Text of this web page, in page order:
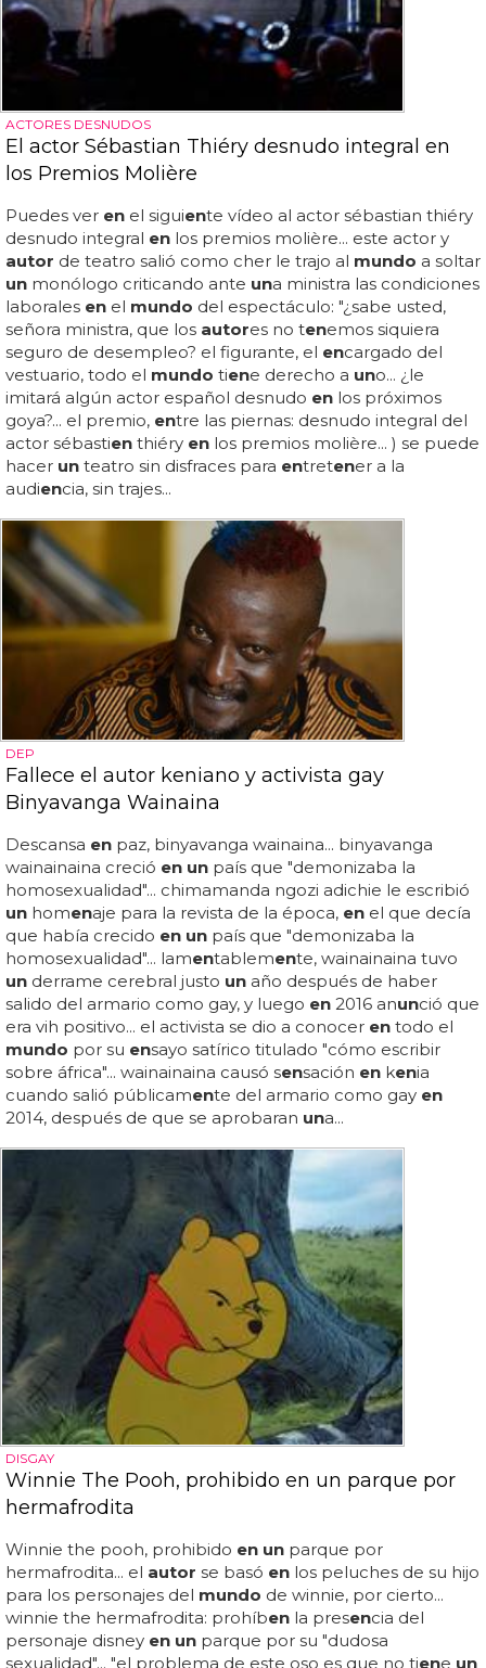
ACTORES DESNUDOS
El actor Sébastian Thiéry desnudo integral en
los Premios Molière
Puedes ver en el siguiente vídeo al actor sébastian thiéry
desnudo integral en los premios molière... este actor y
autor de teatro salió como cher le trajo al mundo a soltar
un monólogo criticando ante una ministra las condiciones
laborales en el mundo del espectáculo: "¿sabe usted,
señora ministra, que los autores no tenemos siquiera
seguro de desempleo? el figurante, el encargado del
vestuario, todo el mundo tiene derecho a uno... ¿le
imitará algún actor español desnudo en los próximos
goya?... el premio, entre las piernas: desnudo integral del
actor sébastien thiéry en los premios molière... ) se puede
hacer un teatro sin disfraces para entretener a la
audiencia, sin trajes...
DEP
Fallece el autor keniano y activista gay
Binyavanga Wainaina
Descansa en paz, binyavanga wainaina... binyavanga
wainainaina creció en un país que "demonizaba la
homosexualidad"... chimamanda ngozi adichie le escribió
un homenaje para la revista de la época, en el que decía
que había crecido en un país que "demonizaba la
homosexualidad"... lamentablemente, wainainaina tuvo
un derrame cerebral justo un año después de haber
salido del armario como gay, y luego en 2016 anunció que
era vih positivo... el activista se dio a conocer en todo el
mundo por su ensayo satírico titulado "cómo escribir
sobre áfrica"... wainainaina causó sensación en kenia
cuando salió públicamente del armario como gay en
2014, después de que se aprobaran una...
DISGAY
Winnie The Pooh, prohibido en un parque por
hermafrodita
Winnie the pooh, prohibido en un parque por
hermafrodita... el autor se basó en los peluches de su hijo
para los personajes del mundo de winnie, por cierto...
winnie the hermafrodita: prohíben la presencia del
personaje disney en un parque por su "dudosa
sexualidad"... "el problema de este oso es que no tiene un